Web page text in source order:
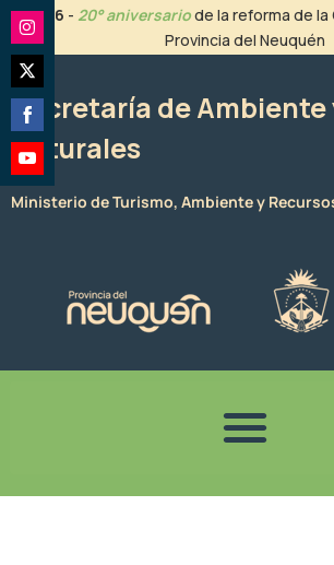
contenido
2026 - 20° aniversariode la reforma de
Provincia del Neuquén
Secretaría de Ambiente
Naturales
Ministerio de Turismo, Ambiente y
Share
on
Instagram
Share
on
Twitter
Share
on
Facebook
Share
on